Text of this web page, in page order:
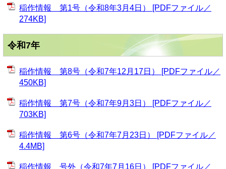
稲作情報 第1号（令和8年3月4日） [PDFファイル／
274KB]
令和7年
稲作情報 第8号（令和7年12月17日） [PDFファイル／
450KB]
稲作情報 第7号（令和7年9月3日） [PDFファイル／
703KB]
稲作情報 第6号（令和7年7月23日） [PDFファイル／
4.4MB]
稲作情報 号外（令和7年7月16日） [PDFファイル／